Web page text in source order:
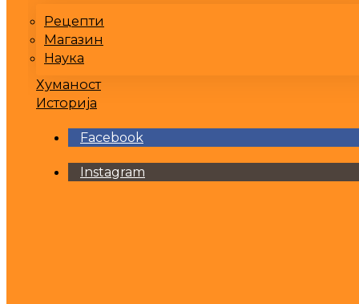
Рецепти
Магазин
Наука
Хуманост
Историја
Facebook
Instagram